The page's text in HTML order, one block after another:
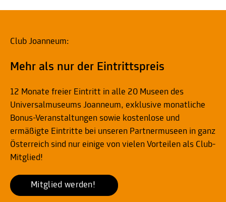
Club Joanneum:
Mehr als nur der Eintrittspreis
12 Monate freier Eintritt in alle 20 Museen des
Universalmuseums Joanneum, exklusive monatliche
Bonus-Veranstaltungen sowie kostenlose und
ermäßigte Eintritte bei unseren Partnermuseen in ganz
Österreich sind nur einige von vielen Vorteilen als Club-
Mitglied!
Mitglied werden!